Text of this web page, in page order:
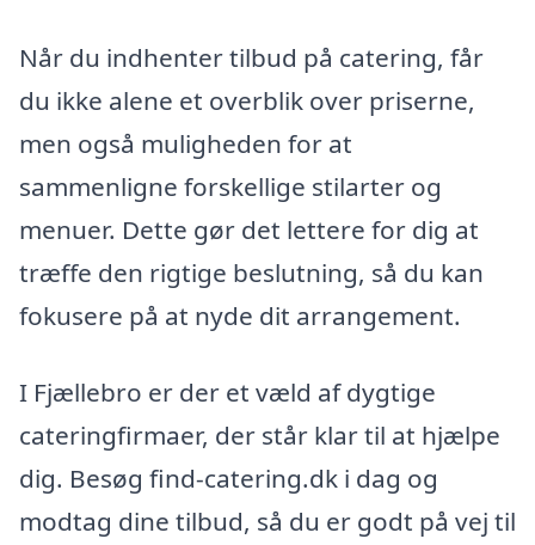
Når du indhenter tilbud på catering, får
du ikke alene et overblik over priserne,
men også muligheden for at
sammenligne forskellige stilarter og
menuer. Dette gør det lettere for dig at
træffe den rigtige beslutning, så du kan
fokusere på at nyde dit arrangement.
I Fjællebro er der et væld af dygtige
cateringfirmaer, der står klar til at hjælpe
dig. Besøg find-catering.dk i dag og
modtag dine tilbud, så du er godt på vej til